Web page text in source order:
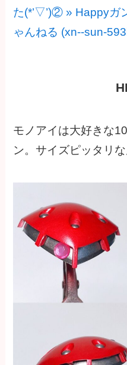
た(*’▽’)② » Happyガ
ゃんねる (xn--sun-
モノアイは大好きな
ン。サイズピッタリな